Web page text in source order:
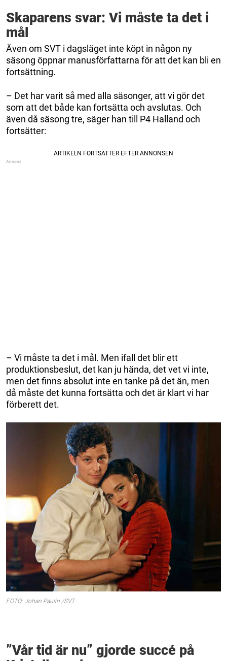
Skaparens svar: Vi måste ta det i
mål
Även om SVT i dagsläget inte köpt in någon ny
säsong öppnar manusförfattarna för att det kan bli en
fortsättning.
– Det har varit så med alla säsonger, att vi gör det
som att det både kan fortsätta och avslutas. Och
även då säsong tre, säger han till P4 Halland och
fortsätter:
– Vi måste ta det i mål. Men ifall det blir ett
produktionsbeslut, det kan ju hända, det vet vi inte,
men det finns absolut inte en tanke på det än, men
då måste det kunna fortsätta och det är klart vi har
förberett det.
FOTO: Johan Paulin /SVT
”Vår tid är nu” gjorde succé på